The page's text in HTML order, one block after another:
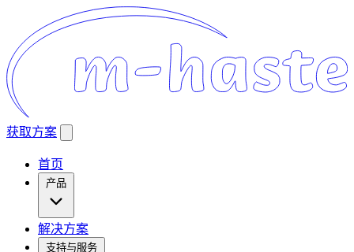
获取方案
首页
产品
解决方案
支持与服务